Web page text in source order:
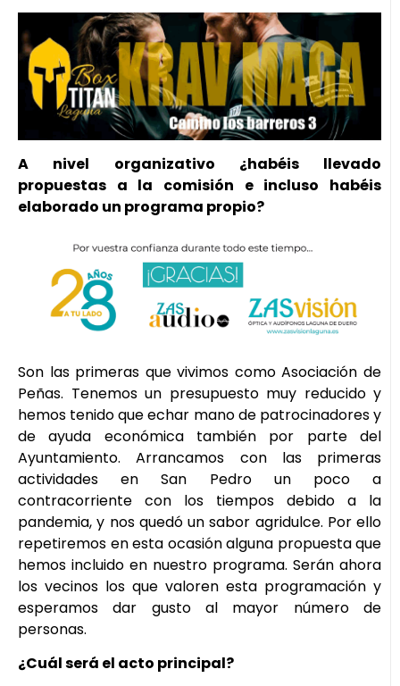
A nivel organizativo ¿habéis llevado
propuestas a la comisión e incluso habéis
elaborado un programa propio?
Son las primeras que vivimos como Asociación de
Peñas. Tenemos un presupuesto muy reducido y
hemos tenido que echar mano de patrocinadores y
de ayuda económica también por parte del
Ayuntamiento. Arrancamos con las primeras
actividades en San Pedro un poco a
contracorriente con los tiempos debido a la
pandemia, y nos quedó un sabor agridulce. Por ello
repetiremos en esta ocasión alguna propuesta que
hemos incluido en nuestro programa. Serán ahora
los vecinos los que valoren esta programación y
esperamos dar gusto al mayor número de
personas.
¿Cuál será el acto principal?